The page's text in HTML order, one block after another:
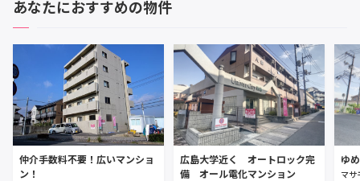
あなたにおすすめの物件
仲介手数料不要！広いマンショ
ン！
広島大学近く オートロック完
備 オール電化マンション
ゆ
マ